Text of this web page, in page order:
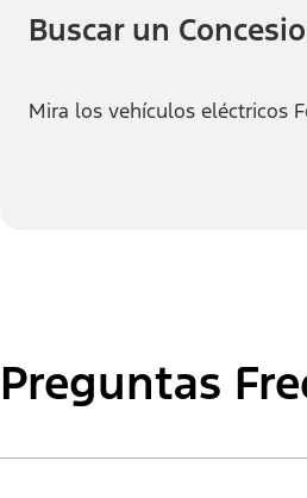
Buscar un
Mira los vehículos eléctricos
Preguntas